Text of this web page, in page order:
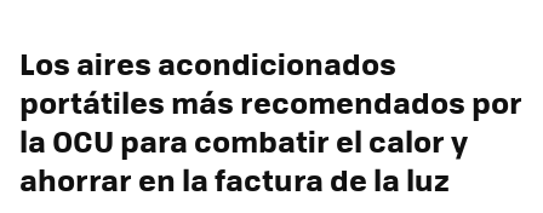
Los aires acondicionados
portátiles más recomendados por
la OCU para combatir el calor y
ahorrar en la factura de la luz